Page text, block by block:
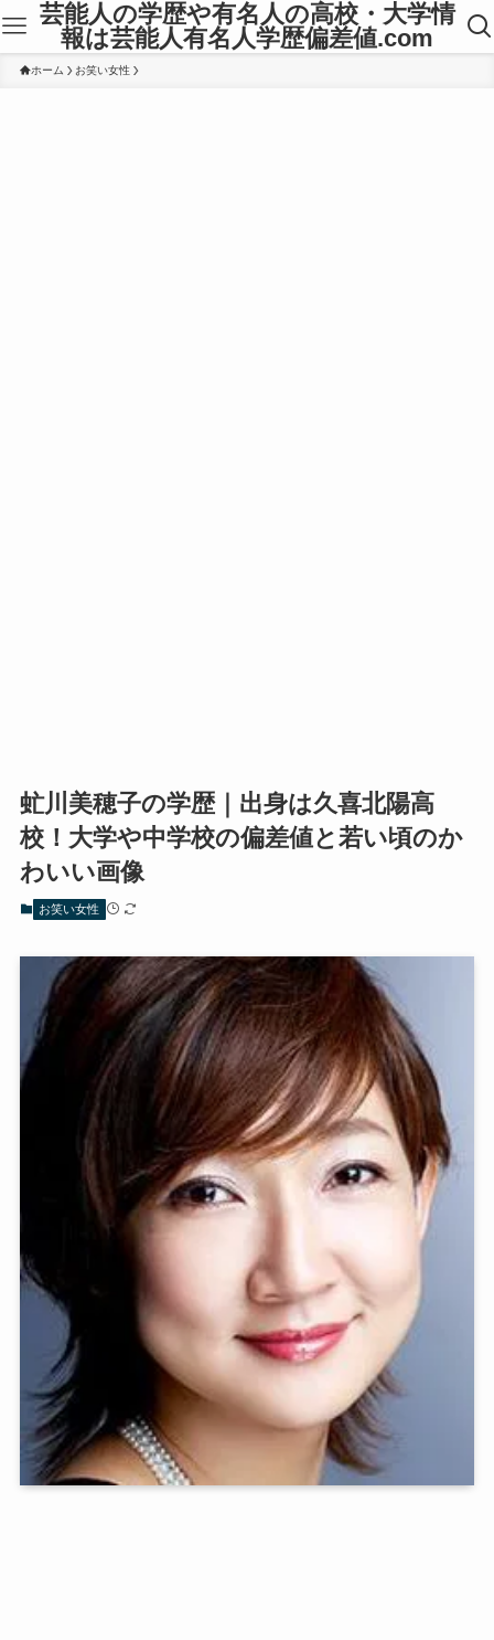
芸能人の学歴や有名人の高校・大学情
報は芸能人有名人学歴偏差値.com
ホーム お笑い女性
虻川美穂子の学歴｜出身は久喜北陽高
校！大学や中学校の偏差値と若い頃のか
わいい画像
お笑い女性